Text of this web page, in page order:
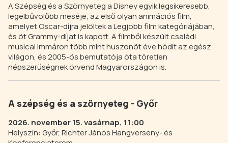
A Szépség és a Szörnyeteg a Disney egyik legsikeresebb,
legelbűvölőbb meséje, az első olyan animációs film,
amelyet Oscar-díjra jelöltek a Legjobb film kategóriájában,
és öt Grammy-díjat is kapott. A filmből készült családi
musical immáron több mint huszonöt éve hódít az egész
világon, és 2005-ös bemutatója óta töretlen
népszerűségnek örvend Magyarországon is.
A szépség és a szörnyeteg - Győr
2026. november 15. vasárnap, 11:00
Helyszín: Győr, Richter János Hangverseny- és